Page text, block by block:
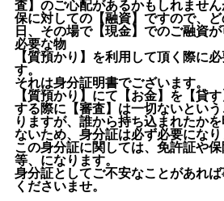
査】のご心配があるかもしれませ
保に対しての【融資】ですので、
日、その場で【現金】でのご融資が
必要な物
【質預かり】を利用して頂く際に
す。
それは身分証明書でございます。
【質預かり】にて【お金】を【貸
する際に【審査】は一切ないとい
りますが、誰から持ち込まれたか
ないため、身分証は必ず必要になり
この身分証に関しては、免許証や
等、になります。
身分証としてご不安なことがあれ
くださいませ。